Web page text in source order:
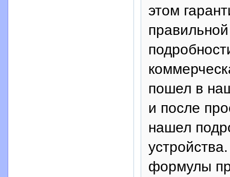
этом
пошел в
и после
нашел
формулы